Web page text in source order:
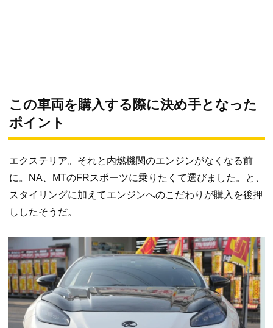
この車両を購入する際に決め手となった
ポイント
エクステリア。それと内燃機関のエンジンがなくなる前
に。NA、MTのFRスポーツに乗りたくて選びました。と、
スタイリングに加えてエンジンへのこだわりが購入を後押
ししたそうだ。